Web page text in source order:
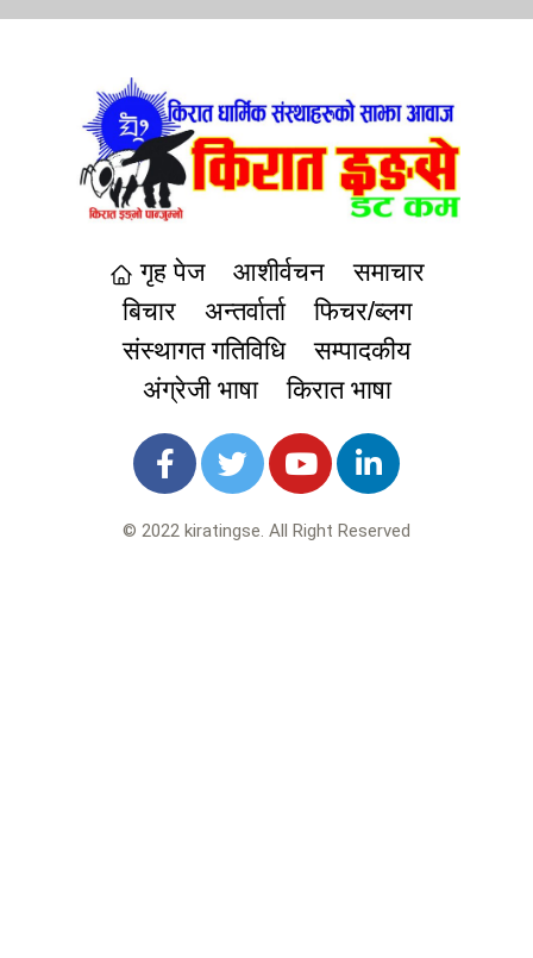
गृह पेज आशीर्वचन
समाचार
बिचार
अन्तर्वार्ता
फिचर/ब्लग
संस्थागत गतिविधि
सम्पादकीय
अंग्रेजी भाषा
किरात भाषा
© 2022 kiratingse. All Right Reserved